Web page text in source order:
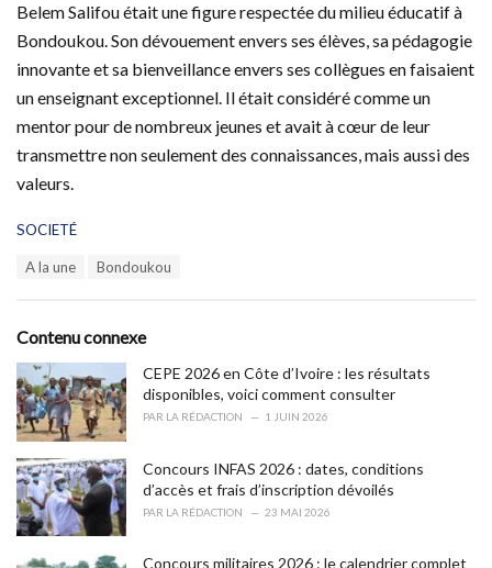
Belem Salifou était une figure respectée du milieu éducatif à
Bondoukou. Son dévouement envers ses élèves, sa pédagogie
innovante et sa bienveillance envers ses collègues en faisaient
un enseignant exceptionnel. Il était considéré comme un
mentor pour de nombreux jeunes et avait à cœur de leur
transmettre non seulement des connaissances, mais aussi des
valeurs.
C
o
r
i
e
s
:
SOCIETÉ
:
A la une Bondoukou
Contenu connexe
CEPE 2026 en Côte d’Ivoire : les résultats
disponibles, voici comment consulter
PAR LA RÉDACTION 1 JUIN 2026
Concours INFAS 2026 : dates, conditions
d’accès et frais d’inscription dévoilés
PAR LA RÉDACTION 23 MAI 2026
Concours militaires 2026 : le calendrier complet